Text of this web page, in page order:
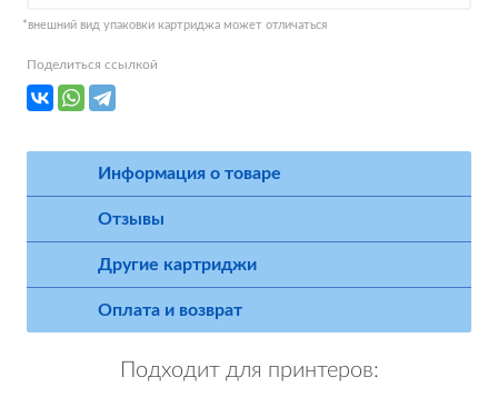
*внешний вид упаковки картриджа может отличаться
Поделиться ссылкой
Информация о товаре
Отзывы
Другие картриджи
Оплата и возврат
Подходит для принтеров: